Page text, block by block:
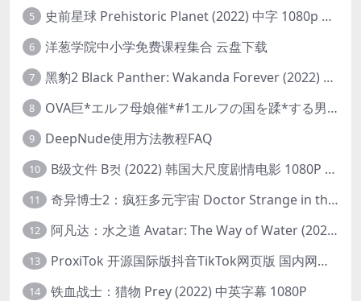
5 史前星球 Prehistoric Planet (2022) 中字 1080p 高清 阿里云盘 2022.5.27已更新全集
6 洋葱学院中小学免费课程集合 云盘下载
7 黑豹2 Black Panther: Wakanda Forever (2022) 高清版
8 OVA巨*エルフ母娘催*#1エルフの国を蹂*する男。汚された女王と姫
9 DeepNude使用方法教程FAQ
10 B级文件 B컷 (2022) 韩国大尺度剧情电影 1080P 中字
11 奇异博士2：疯狂多元宇宙 Doctor Strange in the Multiverse of Madness (2022) 高清版1080p
12 阿凡达：水之道 Avatar: The Way of Water (2022) 1080p 2k 4k 中文字幕
13 ProxiTok 开源国际版抖音TikTok网页版 国内网络直连
14 铁血战士：猎物 Prey (2022) 中英字幕 1080P